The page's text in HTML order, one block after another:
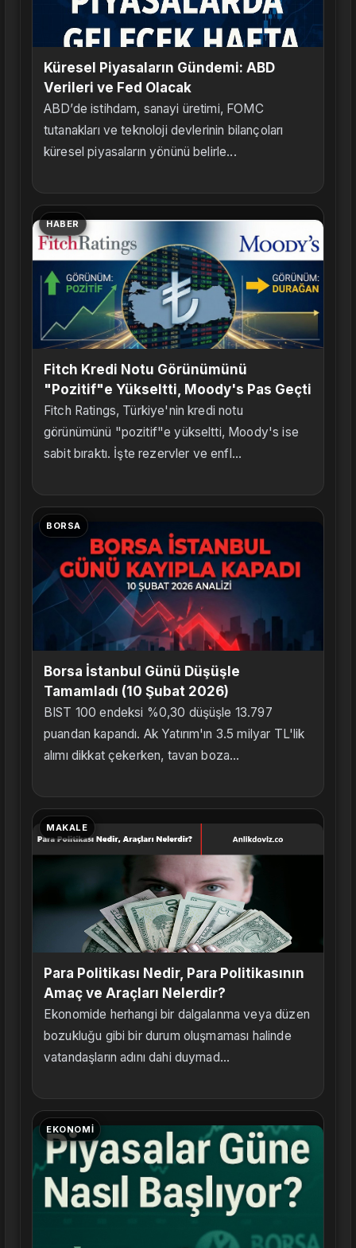
Küresel Piyasaların Gündemi: ABD
Verileri ve Fed Olacak
ABD’de istihdam, sanayi üretimi, FOMC
tutanakları ve teknoloji devlerinin bilançoları
küresel piyasaların yönünü belirle...
HABER
Fitch Kredi Notu Görünümünü
"Pozitif"e Yükseltti, Moody's Pas Geçti
Fitch Ratings, Türkiye'nin kredi notu
görünümünü "pozitif"e yükseltti, Moody's ise
sabit bıraktı. İşte rezervler ve enfl...
BORSA
Borsa İstanbul Günü Düşüşle
Tamamladı (10 Şubat 2026)
BIST 100 endeksi %0,30 düşüşle 13.797
puandan kapandı. Ak Yatırım'ın 3.5 milyar TL'lik
alımı dikkat çekerken, tavan boza...
MAKALE
Para Politikası Nedir, Para Politikasının
Amaç ve Araçları Nelerdir?
Ekonomide herhangi bir dalgalanma veya düzen
bozukluğu gibi bir durum oluşmaması halinde
vatandaşların adını dahi duymad...
EKONOMI